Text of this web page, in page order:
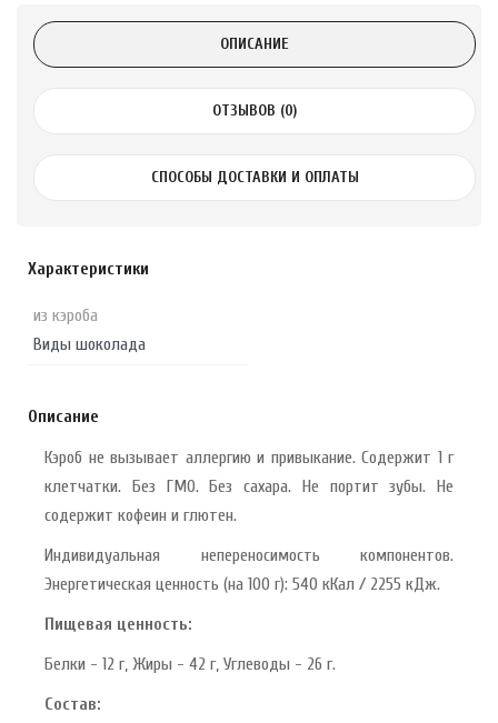
ОПИСАНИЕ
ОТЗЫВОВ (0)
СПОСОБЫ ДОСТАВКИ И ОПЛАТЫ
Характеристики
из кэроба
Виды шоколада
Описание
Кэроб не вызывает аллергию и привыкание. Содержит 1 г
клетчатки. Без ГМО. Без сахара. Не портит зубы. Не
содержит кофеин и глютен.
Индивидуальная непереносимость компонентов.
Энергетическая ценность (на 100 г): 540 кКал / 2255 кДж.
Пищевая ценность:
Белки - 12 г, Жиры - 42 г, Углеводы - 26 г.
Состав: